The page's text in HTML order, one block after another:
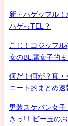
新・ハゲッフル！
ハゲっTEL？
こじ！コジッフ
女のBL腐女子的
何だ！何が？真
ニート的まとめ速
男装スケバン女子
きっ!！ビー玉の